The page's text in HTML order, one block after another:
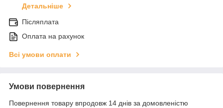
Детальніше
Післяплата
Оплата на рахунок
Всі умови оплати
Умови повернення
Повернення товару впродовж 14 днів за домовленістю